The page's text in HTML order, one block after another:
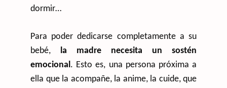
dormir…
Para poder dedicarse completamente a su
bebé, la madre necesita un sostén
emocional. Esto es, una persona próxima a
ella que la acompañe, la anime, la cuide, que